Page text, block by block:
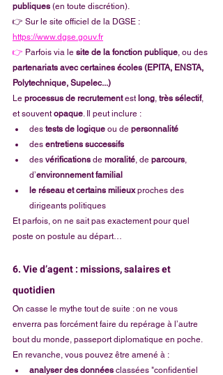
publiques (en toute discrétion).
👉 Sur le site officiel de la DGSE :
https://www.dgse.gouv.fr
👉 Parfois via le site de la fonction publique , ou des
partenariats avec certaines écoles (EPITA, ENSTA,
Polytechnique, Supelec...)
Le processus de recrutement est long très sélectif,
et souvent opaque . Il peut inclure :
des tests de logique ou de personnalité
des entretiens successifs
des vérifications de moralité , de parcours
d’environnement familial
le réseau et certains milieux proches des
dirigeants politiques
Et parfois, on ne sait pas exactement pour quel
poste on postule au départ…
6. Vie d’agent : missions, salaires et
quotidien
On casse le mythe tout de suite : on ne vous
enverra pas forcément faire du repérage à l’autre
bout du monde, passeport diplomatique en poche.
En revanche, vous pouvez être amené à :
analyser des données classées "confidentiel